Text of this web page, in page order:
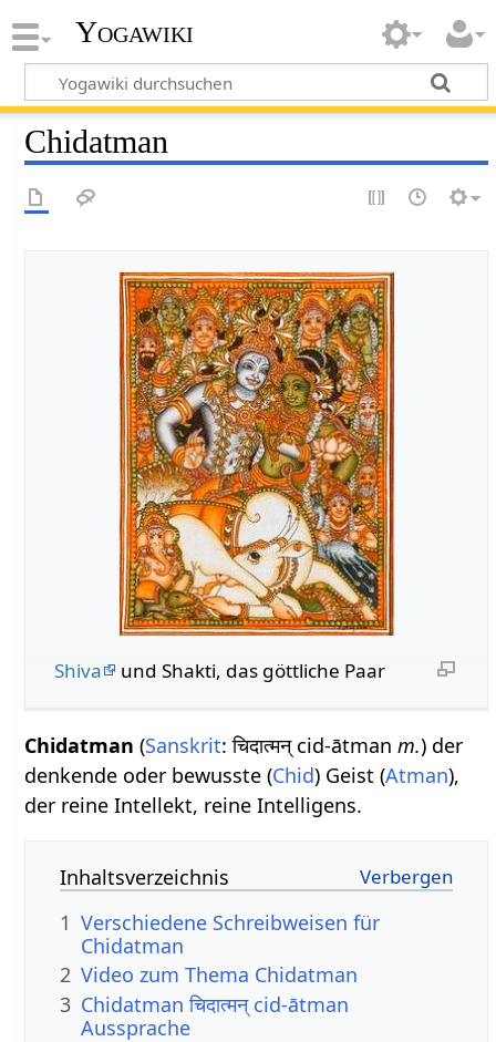
Yogawiki
Chidatman
Shiva und Shakti, das göttliche Paar
Chidatman (Sanskrit: चिदात्मन् cid-ātmanm.) der
denkende oder bewusste (Chid) Geist (Atman),
der reine Intellekt, reine Intelligens.
Inhaltsverzeichnis
1 Verschiedene Schreibweisen für
Chidatman
2 Video zum Thema Chidatman
3 Chidatman चिदात्मन् cid-ātman
Aussprache